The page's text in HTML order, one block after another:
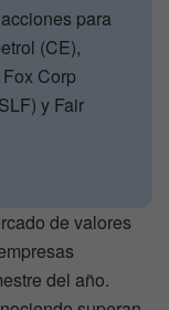
para
(CE),
Corp
y Fair
de valores
del año.